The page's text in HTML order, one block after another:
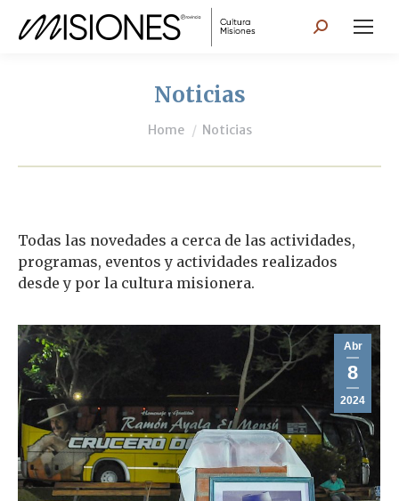
Search:
Noticias
You are here:
Home Noticias
Todas las novedades a cerca de las actividades,
programas, eventos y actividades realizados
desde y por la cultura misionera.
Abr
8
2024